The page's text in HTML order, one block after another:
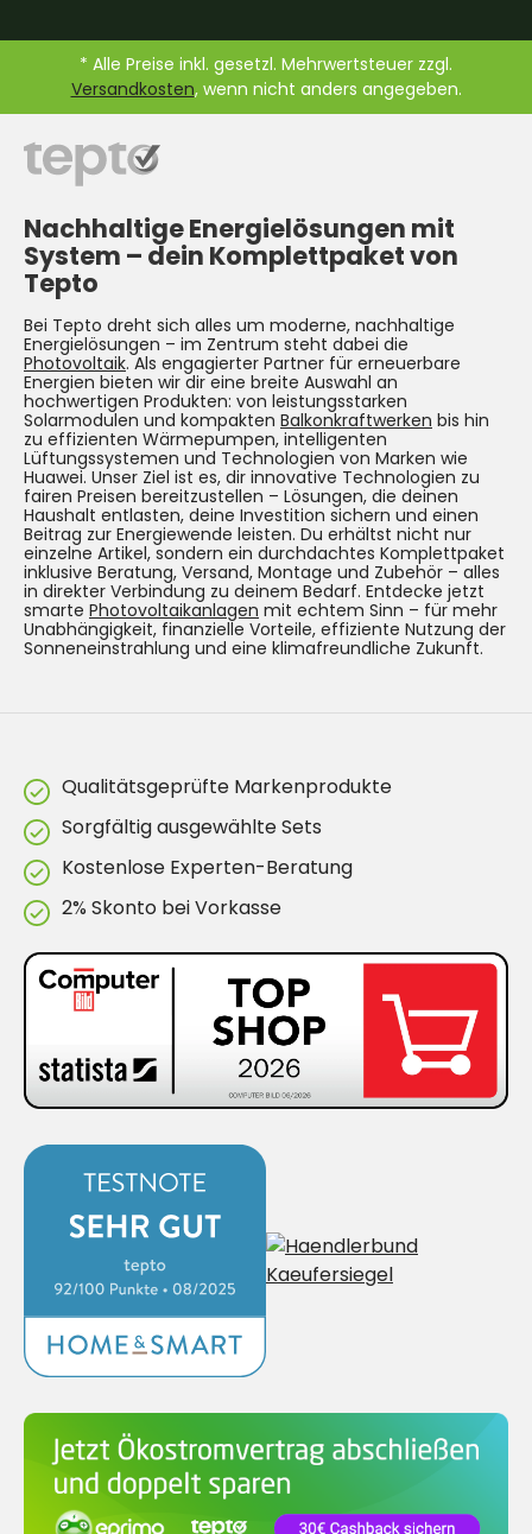
* Alle Preise inkl. gesetzl. Mehrwertsteuer zzgl.
Versandkosten, wenn nicht anders angegeben.
Nachhaltige Energielösungen mit
System – dein Komplettpaket von
Tepto
Bei Tepto dreht sich alles um moderne, nachhaltige
Energielösungen – im Zentrum steht dabei die
Photovoltaik. Als engagierter Partner für erneuerbare
Energien bieten wir dir eine breite Auswahl an
hochwertigen Produkten: von leistungsstarken
Solarmodulen und kompakten Balkonkraftwerken bis hin
zu effizienten Wärmepumpen, intelligenten
Lüftungssystemen und Technologien von Marken wie
Huawei. Unser Ziel ist es, dir innovative Technologien zu
fairen Preisen bereitzustellen – Lösungen, die deinen
Haushalt entlasten, deine Investition sichern und einen
Beitrag zur Energiewende leisten. Du erhältst nicht nur
einzelne Artikel, sondern ein durchdachtes Komplettpaket
inklusive Beratung, Versand, Montage und Zubehör – alles
in direkter Verbindung zu deinem Bedarf. Entdecke jetzt
smarte Photovoltaikanlagen mit echtem Sinn – für mehr
Unabhängigkeit, finanzielle Vorteile, effiziente Nutzung der
Sonneneinstrahlung und eine klimafreundliche Zukunft.
Qualitätsgeprüfte Markenprodukte
Sorgfältig ausgewählte Sets
Kostenlose Experten-Beratung
2% Skonto bei Vorkasse